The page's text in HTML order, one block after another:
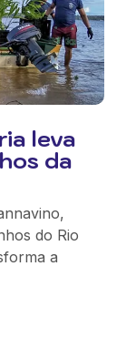
leva
da
do Rio
a